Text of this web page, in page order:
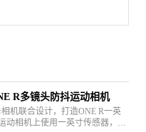
R多镜头防抖运动相机
机联合设计，打造ONE R一英
动相机上使用一英寸传感器，提